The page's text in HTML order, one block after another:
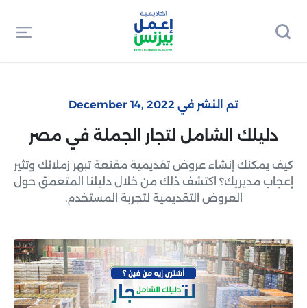
تم النشر في December 14, 2022
دليلك الشامل لتجار الجملة في مصر
كيف يمكنك إنشاء عروض تقديمية مقنعة تبهر زملائك وتثير
إعجاب مديريك؟ اكتشف ذلك من خلال دليلنا المتعمق حول
العروض التقديمية لتجربة المستخدم.